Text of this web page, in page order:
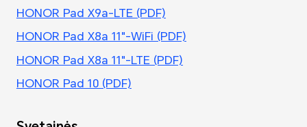
HONOR Pad X9a-LTE (PDF)
HONOR Pad X8a 11"-WiFi (PDF)
HONOR Pad X8a 11"-LTE (PDF)
HONOR Pad 10 (PDF)